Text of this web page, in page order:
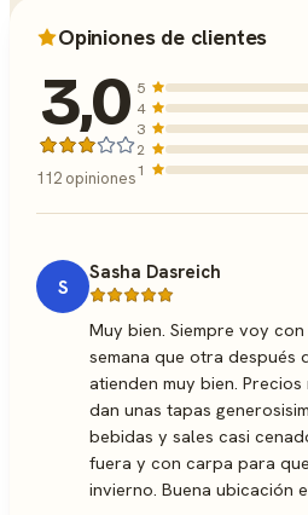
Opiniones de clientes
3,0
112 opiniones
5
4
3
2
1
S
Sasha Dasreich
Muy bien. Siempre voy
semana que otra después
atienden muy bien.
dan unas tapas
bebidas y sales casi
fuera y con carpa para
invierno. Buena ubicación